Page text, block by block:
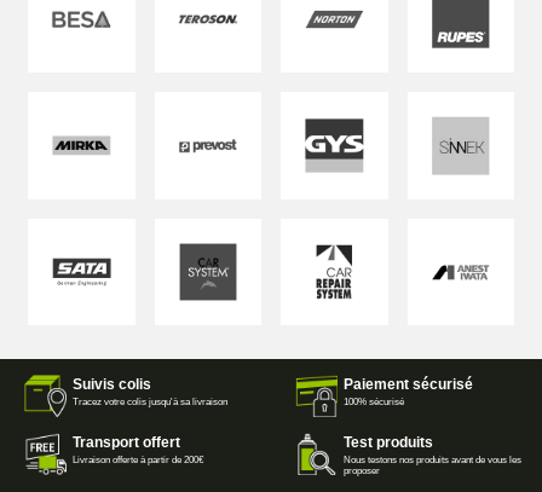
Suivis colis
Tracez votre colis jusqu'à sa livraison
Paiement sécurisé
100% sécurisé
Transport offert
Livraison offerte à partir de 200€
Test produits
Nous testons nos produits avant de vous les
proposer